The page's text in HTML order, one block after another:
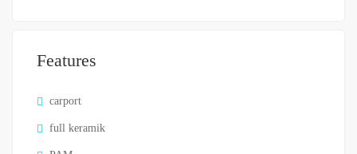
Features
carport
full keramik